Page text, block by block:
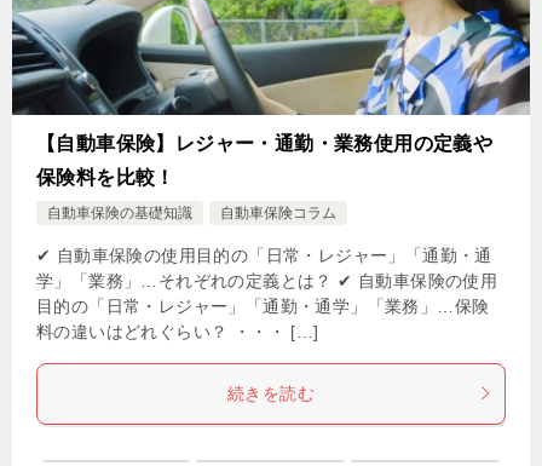
【自動車保険】レジャー・通勤・業務使用の定義や
保険料を比較！
自動車保険の基礎知識 自動車保険コラム
✔ 自動車保険の使用目的の「日常・レジャー」「通勤・通
学」「業務」…それぞれの定義とは？ ✔ 自動車保険の使用
目的の「日常・レジャー」「通勤・通学」「業務」…保険
料の違いはどれぐらい？ ・・・ […]
続きを読む